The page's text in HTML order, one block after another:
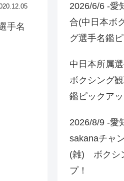
手名
2026/6/6 -愛
合(中日本ボ
グ選手名鑑
中日本所属
ボクシング
鑑ピックア
2026/8/9 -愛
sakanaチャ
(雑) ボクシ
プ！